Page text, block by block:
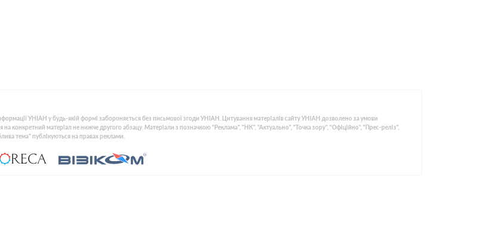
УНІАН у будь-якій формі забороняється без письмової згоди УНІАН. Цитування матеріалів сайту УНІАН дозволено за умови
на конкретний матеріал не нижче другого абзацу. Матеріали з позначкою "Реклама", "НК", "Актуально", "Точка зору", "Офіційно", "Прес-реліз",
тема" публікуються на правах реклами.